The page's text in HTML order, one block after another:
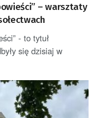
– warsztaty
- to tytuł
się dzisiaj w